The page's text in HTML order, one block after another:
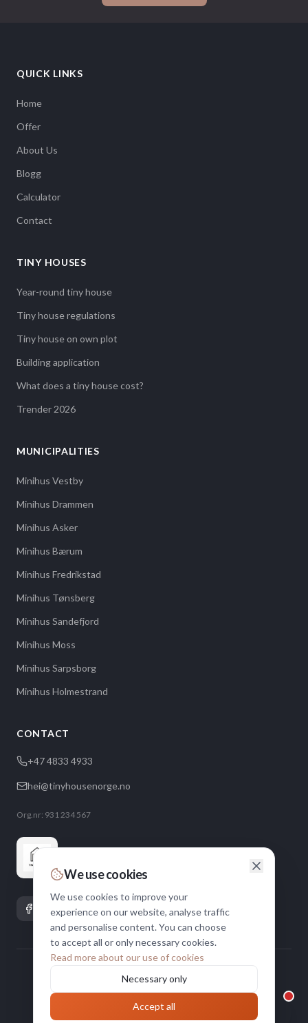
QUICK LINKS
Home
Offer
About Us
Blogg
Calculator
Contact
TINY HOUSES
Year-round tiny house
Tiny house regulations
Tiny house on own plot
Building application
What does a tiny house cost?
Trender 2026
MUNICIPALITIES
Minihus Vestby
Minihus Drammen
Minihus Asker
Minihus Bærum
Minihus Fredrikstad
Minihus Tønsberg
Minihus Sandefjord
Minihus Moss
Minihus Sarpsborg
Minihus Holmestrand
CONTACT
+47 4833 4933
hei@tinyhousenorge.no
Org.nr: 931 234 567
Tiny House Norge. All rights reserved.
We use cookies
We use cookies to improve your
experience on our website, analyse traffic
and personalise content. You can choose
to accept all or only necessary cookies.
Read more about our use of cookies
Necessary only
Accept all